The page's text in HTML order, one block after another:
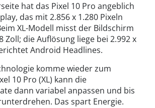
hat das Pixel 10 Pro angeblich
das mit 2.856 x 1.280 Pixeln
XL-Modell misst der Bildschirm
Zoll; die Auflösung liege bei 2.992 x
Android Headlines.
komme wieder zum
10 Pro (XL) kann die
dann variabel anpassen und bis
Das spart Energie.